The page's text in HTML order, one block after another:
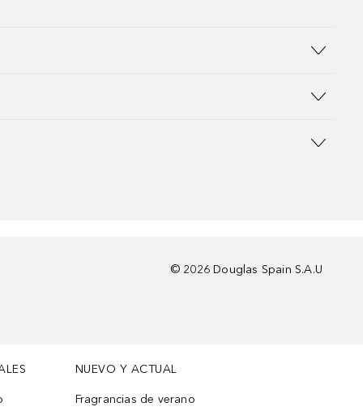
© 2026 Douglas Spain S.A.U
NUEVO Y ACTUAL
Fragrancias de verano